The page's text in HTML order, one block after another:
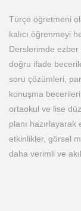
Türçe öğretmeni
kalıcı öğrenmeyi
Derslerimde
doğru ifade
soru çözümleri,
konuşma
ortaokul ve lise
planı
etkinlikler, görsel
daha verimli ve